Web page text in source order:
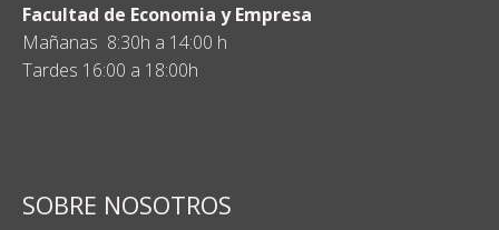
Facultad de Economia y Empresa
Mañanas 8:30h a 14:00 h
Tardes 16:00 a 18:00h
SOBRE NOSOTROS